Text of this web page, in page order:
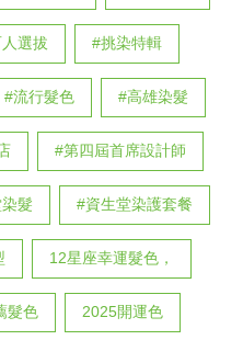
選拔 #挑染特輯
#流行髮色 #高雄染髮
#第四屆首席設計師
髮 #資生堂染護套餐
12星座幸運髮色，
髮色 2025開運色